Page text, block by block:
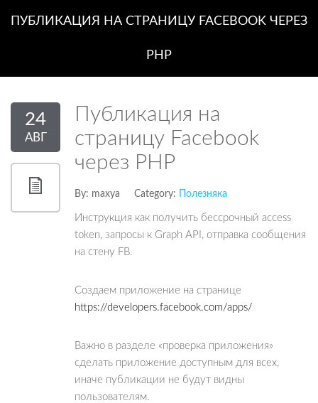
ПУБЛИКАЦИЯ НА СТРАНИЦУ FACEBOOK ЧЕРЕЗ
PHP
24
АВГ
Публикация на
страницу Facebook
через PHP
By: maxya Category: Полезняка
Инструкция как получить бессрочный access
token, запросы к Graph API, отправка сообщения
на стену FB.
Создаем приложение на странице
https://developers.facebook.com/apps/
Важно в разделе «проверка приложения»
сделать приложение доступным для всех,
иначе публикации не будут видны
пользователям.